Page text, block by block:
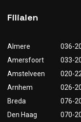
Filialen
Almere
036-
Amersfoort
033-
Amstelveen
020-
Arnhem
026-
Breda
076-
Den Haag
070-